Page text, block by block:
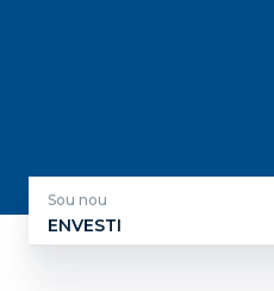
Sou nou
ENVESTI